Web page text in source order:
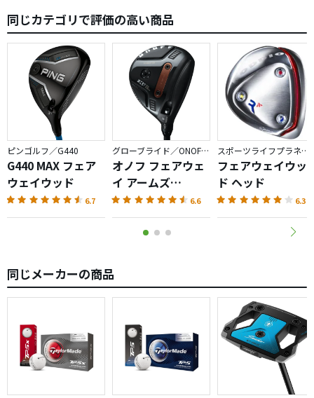
練習場で打ってみると、非常に構えやすく、打感も柔らか
く、弾道も高く、口コミ通りの「名器」だなと技量不足な
りに感じ取ることができました。
中古で購入したのであまりキレイではありませんが、上が
ってなんぼと考えを改め、ステイホームが終息したらコー
スでたくさん試したいと思います。
同じカテゴリで評価の高い商品
ピンゴルフ／G440
G440 MAX フェア
ウェイウッド
6.7
グローブライド／ONOFF AKA
オノフ フェアウェ
イ アームズ
AKA（2026）
6.6
スポーツライフプラネッツ／RODDIO
フェアウェイウッ
ド ヘッド
6.3
同じメーカーの商品